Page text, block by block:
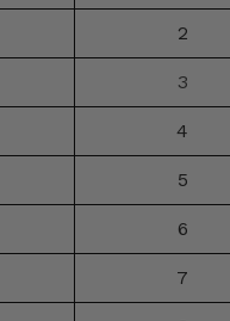
2
3
4
5
6
7